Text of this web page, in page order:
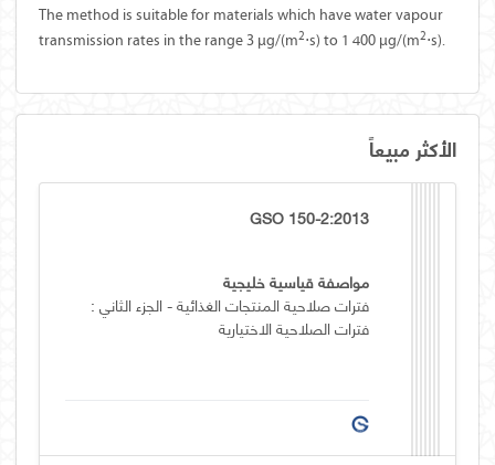
The method is suitable for materials which have water vapour
transmission rates in the range 3 µg/(m2⋅s) to 1 400 µg/(m2⋅s).
الأكثر مبيعاً
GSO 150-2:2013
مواصفة قياسية خليجية
فترات صلاحية المنتجات الغذائية - الجزء الثاني :
فترات الصلاحية الاختيارية